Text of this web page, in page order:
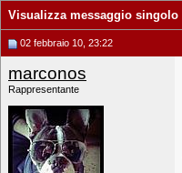
Visualizza messaggio singolo
02 febbraio 10, 23:22
marconos
Rappresentante